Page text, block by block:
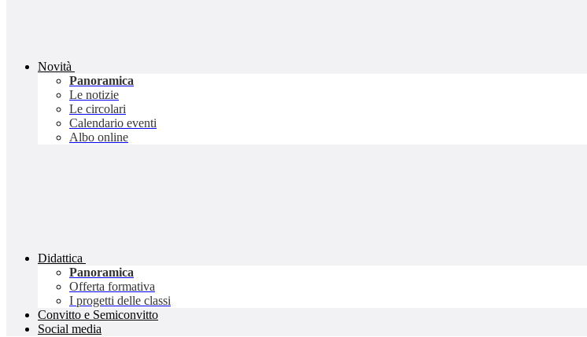
Novità
Panoramica
Le notizie
Le circolari
Calendario eventi
Albo online
Didattica
Panoramica
Offerta formativa
I progetti delle classi
Convitto e Semiconvitto
Social media